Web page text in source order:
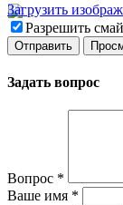
Загрузить
Разрешить
Задать вопрос
Вопрос *
Ваше имя *